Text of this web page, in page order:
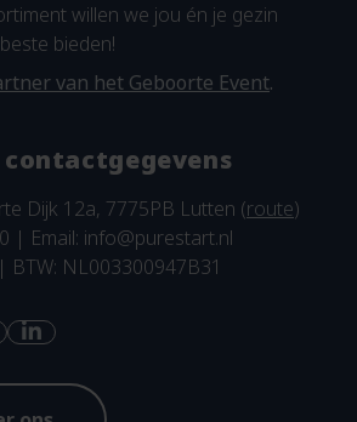
willen we jou én je gezin
bieden!
van het Geboorte Event.
Dijk 12a, 7775PB Lutten (route)
| Email: info@purestart.nl
BTW: NL003300947B31